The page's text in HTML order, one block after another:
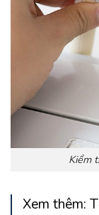
Kiểm
Xem thêm: